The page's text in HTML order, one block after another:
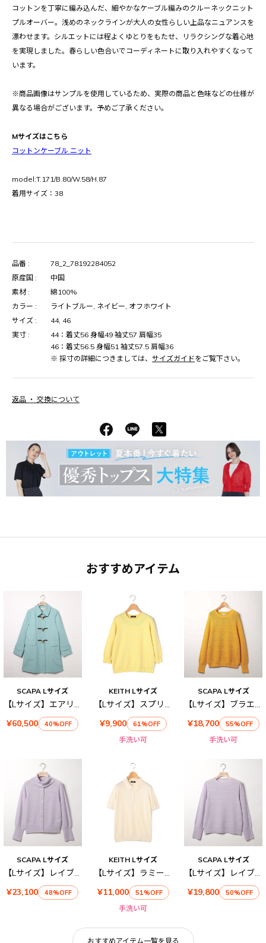
コットンを丁寧に編み込んだ、細やかなケーブル編みのクルーネックニット
プルオーバー。浅めのネックラインが大人の女性らしい上品なニュアンスを
漂わせます。シルエットには程よくゆとりをもたせ、リラクシングな着心地
を実現しました。春らしい色合いでコーディネートに取り入れやすくなって
います。
※商品画像はサンプルを使用しているため、実際の商品と色味などの仕様が
異なる場合がございます。予めご了承ください。
Mサイズはこちら
コットンケーブル ニット
model:T.171/B.80/W.58/H.87
着用サイズ：38
品番 :
78_2_78192284052
原産国 :
中国
素材 :
綿100%
カラー :
ライトブルー, ネイビー, オフホワイト
サイズ :
44, 46
実寸 :
44：着丈56 身幅49 袖丈57 肩幅35
46：着丈56.5 身幅51 袖丈57.5 肩幅36
※ 採寸の詳細につきましては、 サイズガイドをご覧下さい。
返品 ・ 交換について
おすすめアイテム
SCAPA Lサイズ
【Lサイズ】エアリーツイルコート
¥60,500
40%OFF
KEITH Lサイズ
【Lサイズ】スプリングハイゲージニット
¥9,900
61%OFF
手洗い可
SCAPA Lサイズ
【Lサイズ】ブラエクホールニット
¥18,700
55%OFF
手洗い可
SCAPA Lサイズ
【Lサイズ】レイブライトニットカーディガン
¥23,100
48%OFF
KEITH Lサイズ
【Lサイズ】ラミーレーヨンニット
¥11,000
51%OFF
手洗い可
SCAPA Lサイズ
【Lサイズ】レイブライトニットプルオーバー
¥19,800
50%OFF
おすすめアイテム一覧を見る